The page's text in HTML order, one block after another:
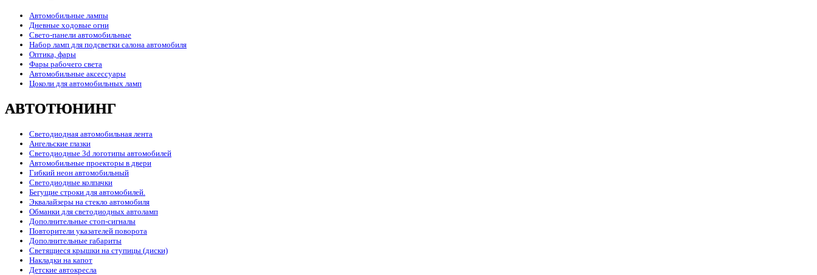
Автомобильные лампы
Дневные ходовые огни
Свето-панели автомобильные
Набор ламп для подсветки салона автомобиля
Оптика, фары
Фары рабочего света
Автомобильные аксессуары
Цоколи для автомобильных ламп
АВТОТЮНИНГ
Светодиодная автомобильная лента
Ангельские глазки
Светодиодные 3d логотипы автомобилей
Автомобильные проекторы в двери
Гибкий неон автомобильный
Светодиодные колпачки
Бегущие строки для автомобилей.
Эквалайзеры на стекло автомобиля
Обманки для светодиодных автоламп
Дополнительные стоп-сигналы
Повторители указателей поворота
Дополнительные габариты
Светящиеся крышки на ступицы (диски)
Накладки на капот
Детские автокресла